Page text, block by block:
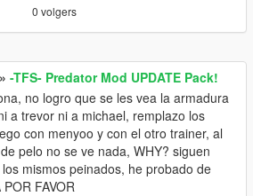
0 volgers
» -TFS- Predator Mod UPDATE Pack!
no logro que se les vea la armadura
a trevor ni a michael, remplazo los
con menyoo y con el otro trainer, al
pelo no se ve nada, WHY? siguen
mismos peinados, he probado de
FAVOR